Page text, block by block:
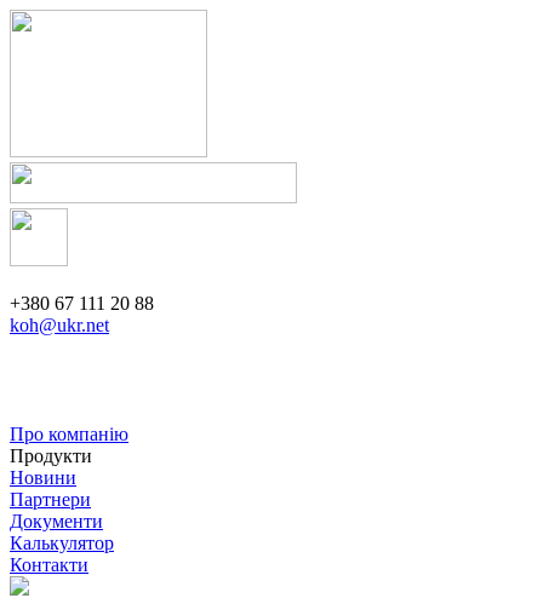
+380 67 111 20 88
koh@ukr.net
Про компанію
Продукти
Новини
Партнери
Документи
Калькулятор
Контакти